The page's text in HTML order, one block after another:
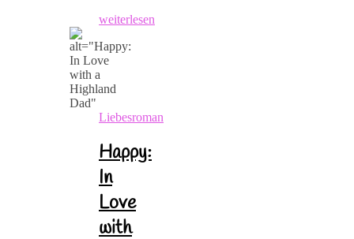
weiterlesen
Liebesroman
Happy:
In
Love
with